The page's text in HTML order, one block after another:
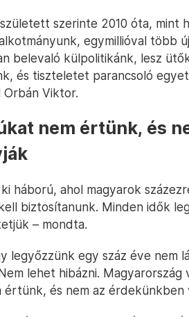
szerinte 2010 óta, mint
egymillióval több
belevaló külpolitikánk, lesz
és tiszteletet parancsoló
Orbán Viktor.
nem értünk, és
háború, ahol magyarok
biztosítanunk. Minden idők
– mondta.
legyőzzünk egy száz éve nem
lehet hibázni.
és nem az érdekünkben